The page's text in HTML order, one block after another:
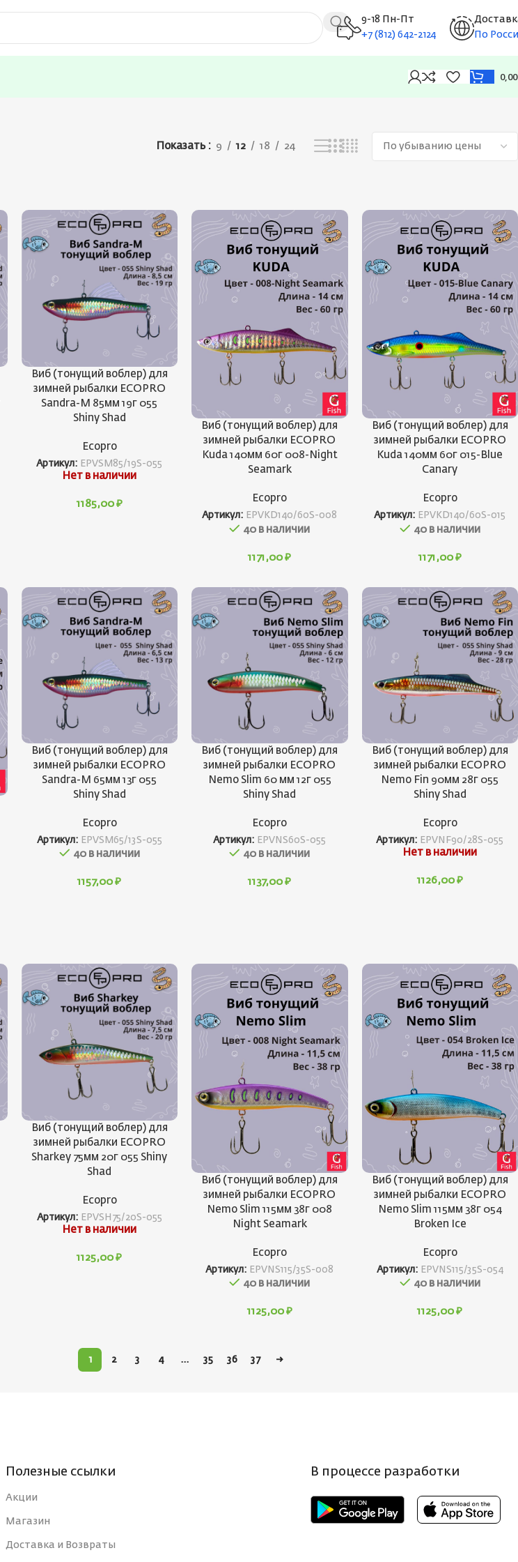
9-18 Пн-Пт
+7 (812) 642-2124
По
Показать 9 12 18 24
Виб (тонущий воблер) для
зимней рыбалки ECOPRO
Sandra-M 85мм 19г 055
Shiny Shad
Ecopro
Артикул: EPVSM85/19S-055
Нет в наличии
1185,00 ₽
Виб (тонущий воблер) для
зимней рыбалки ECOPRO
Kuda 140мм 60г 008-Night
Seamark
Ecopro
Артикул: EPVKD140/60S-008
40 в наличии
1171,00₽
Виб (тонущий воблер) для
зимней рыбалки ECOPRO
Kuda 140мм 60г 015-Blue
Canary
Ecopro
Артикул: EPVKD140/60S-015
40 в наличии
1171,00 ₽
Виб (тонущий воблер) для
зимней рыбалки ECOPRO
Sandra-M 65мм 13г 055
Shiny Shad
Ecopro
Артикул: EPVSM65/13S-055
40 в наличии
1157,00₽
Виб (тонущий воблер) для
зимней рыбалки ECOPRO
Nemo Slim 60 мм 12г 055
Shiny Shad
Ecopro
Артикул: EPVNS60S-055
40 в наличии
1137,00₽
Виб (тонущий воблер) для
зимней рыбалки ECOPRO
Nemo Fin 90мм 28г 055
Shiny Shad
Ecopro
Артикул: EPVNF90/28S-055
Нет в наличии
1126,00 ₽
Виб (тонущий воблер) для
зимней рыбалки ECOPRO
Sharkey 75мм 20г 055 Shiny
Shad
Ecopro
Артикул: EPVSH75/20S-055
Нет в наличии
1125,00₽
Виб (тонущий воблер) для
зимней рыбалки ECOPRO
Nemo Slim 115мм 38г 008
Night Seamark
Ecopro
Артикул: EPVNS115/35S-008
40 в наличии
1125,00 ₽
Виб (тонущий воблер) для
зимней рыбалки ECOPRO
Nemo Slim 115мм 38г 054
Broken Ice
Ecopro
Артикул: EPVNS115/35S-054
40 в наличии
1125,00₽
1 2 3 4 … 35 36 37 →
Полезные ссылки
Акции
Магазин
Доставка и Возвраты
В процессе разработки